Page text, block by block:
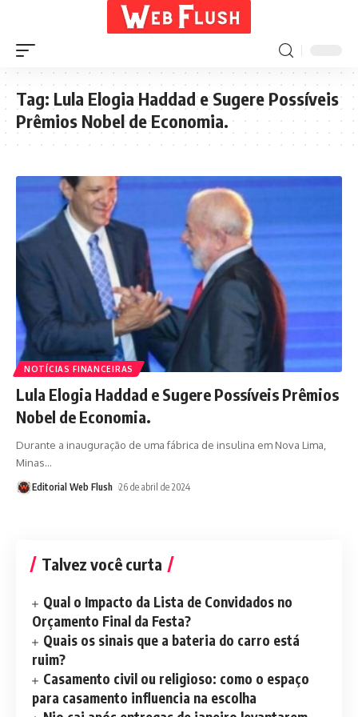
Tag:Lula Elogia Haddad e Sugere Possíveis
Prêmios Nobel de Economia.
NOTÍCIAS FINANCEIRAS
Lula Elogia Haddad e Sugere Possíveis Prêmios
Nobel de Economia.
Durante a inauguração de uma fábrica de insulina em Nova Lima,
Minas…
Editorial Web Flush 26 de abril de 2024
Talvez você curta
Qual o Impacto da Lista de Convidados no
Orçamento Final da Festa?
Quais os sinais que a bateria do carro está
ruim?
Casamento civil ou religioso: como o espaço
para casamento influencia na escolha